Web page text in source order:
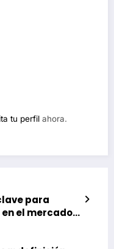
tu perfil ahora.
para
el mercado